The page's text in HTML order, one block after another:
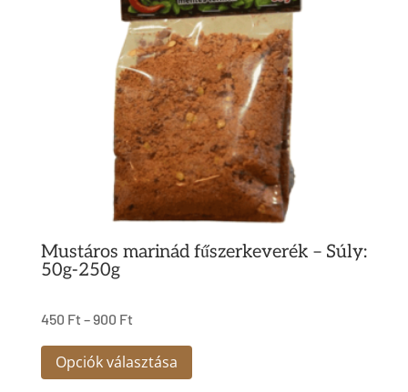
A
változatok
a
termékoldalon
választhatók
ki
Mustáros marinád fűszerkeverék – Súly:
50g-250g
450 Ft –900 Ft
Opciók választása
Ennek
a